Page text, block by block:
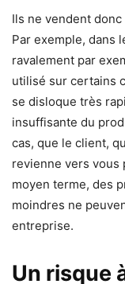
Ils ne vendent
Par exemple, dans
ravalement par
utilisé sur certains
se disloque très
insuffisante du
cas, que le client,
revienne vers vous
moyen terme, des
moindres ne
entreprise.
Un risque